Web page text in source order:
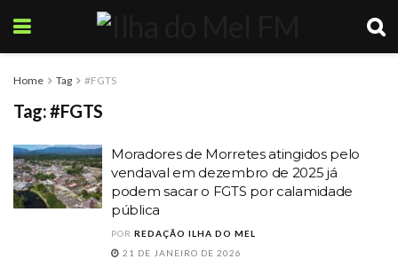
Home Tag #FGTS
Tag:#FGTS
Moradores de Morretes atingidos pelo
vendaval em dezembro de 2025 já
podem sacar o FGTS por calamidade
pública
POR REDAÇÃO ILHA DO MEL
21 DE JANEIRO DE 2026